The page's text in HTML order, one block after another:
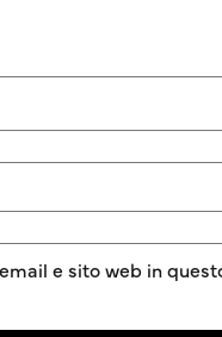
e sito web in